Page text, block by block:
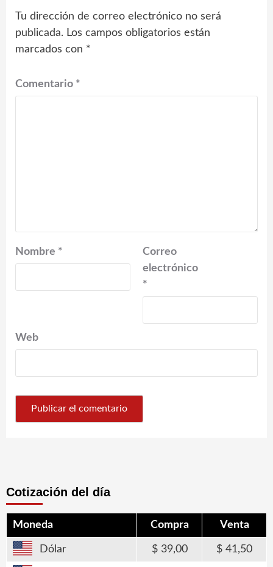
Tu dirección de correo electrónico no será
publicada. Los campos obligatorios están
marcados con *
Comentario *
Nombre *
Correo
electrónico
*
Web
Cotización del día
Moneda Compra Venta
Dólar 39,00 41,50